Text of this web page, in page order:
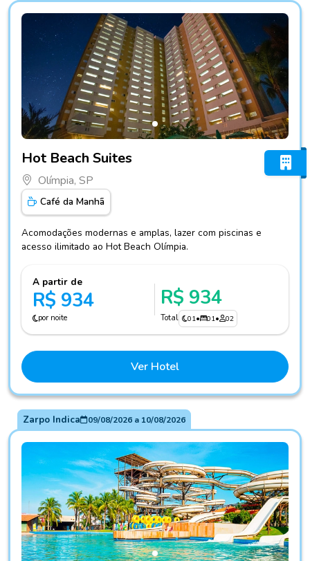
Hot Beach Suites
Olímpia, SP
Café da Manhã
Acomodações modernas e amplas, lazer com piscinas e
acesso ilimitado ao Hot Beach Olímpia.
A partir de
R$ 934
por noite
R$ 934
Total 01• 01• 02
Ver Hotel
Zarpo Indica 09/08/2026a 10/08/2026